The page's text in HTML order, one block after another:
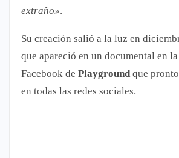
extraño».
Su creación salió a la luz en
que apareció en un documental en
Facebook de Playgroundque
en todas las redes sociales.